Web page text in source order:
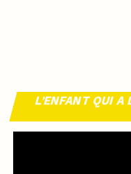
L’ENFANT QUI A